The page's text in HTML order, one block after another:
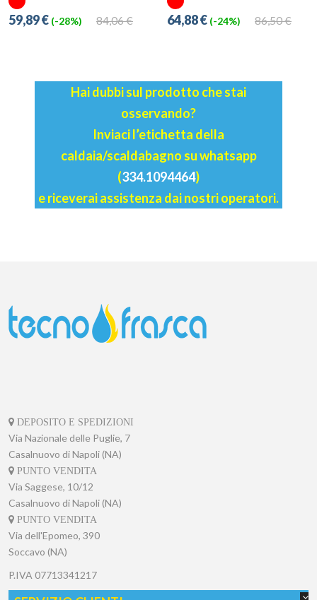
84,06 €
59,89 € (-28%) 86,50 €
64,88 € (-24%)
Hai dubbi sul prodotto che stai
osservando?
Inviaci l’etichetta della
caldaia/scaldabagno su whatsapp
(334.1094464)
e riceverai assistenza dai nostri operatori.
DEPOSITO E SPEDIZIONI
Via Nazionale delle Puglie, 7
Casalnuovo di Napoli (NA)
PUNTO VENDITA
Via Saggese, 10/12
Casalnuovo di Napoli (NA)
PUNTO VENDITA
Via dell'Epomeo, 390
Soccavo (NA)
P.IVA 07713341217